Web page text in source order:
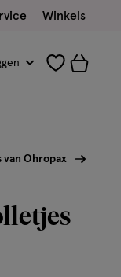
Winkels
van Ohropax